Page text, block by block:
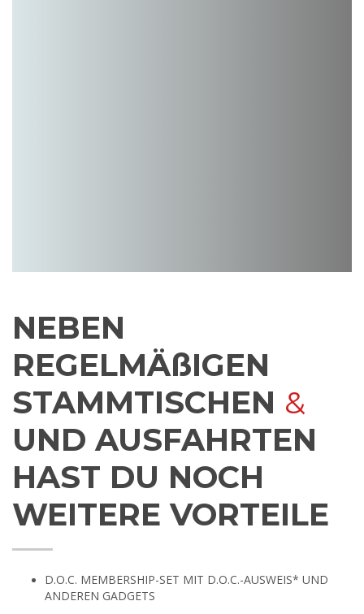
NEBEN
REGELMÄßIGEN
STAMMTISCHEN &
UND AUSFAHRTEN
HAST DU NOCH
WEITERE VORTEILE
D.O.C. MEMBERSHIP-SET MIT D.O.C.-AUSWEIS* UND
ANDEREN GADGETS